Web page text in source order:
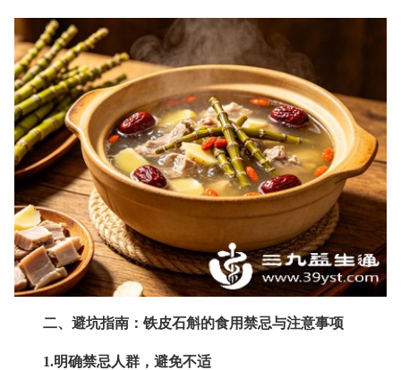
二、避坑指南：铁皮石斛的食用禁忌与注意事项
1.明确禁忌人群，避免不适